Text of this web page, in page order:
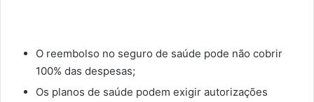
O reembolso no seguro de saúde pode não cobrir
100% das despesas;
Os planos de saúde podem exigir autorizações